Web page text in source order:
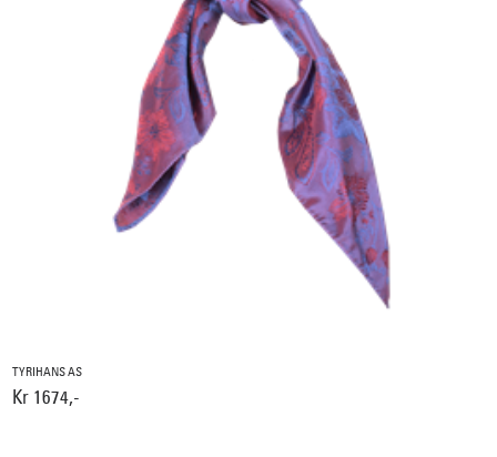
TYRIHANS AS
Kr 1674,-